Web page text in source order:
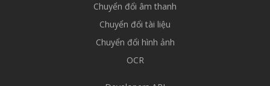
Chuyển đổi âm thanh
Chuyển đổi tài liệu
Chuyển đổi hình ảnh
OCR